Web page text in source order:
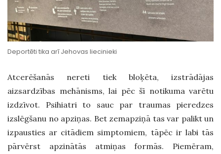
Deportēti tika arī Jehovas liecinieki
Atcerēšanās nereti tiek bloķēta, izstrādājas
aizsardzības mehānisms, lai pēc šī notikuma varētu
izdzīvot. Psihiatri to sauc par traumas pieredzes
izslēgšanu no apziņas. Bet zemapziņā tas var palikt un
izpausties ar citādiem simptomiem, tāpēc ir labi tās
pārvērst apzinātās atmiņas formās. Piemēram,